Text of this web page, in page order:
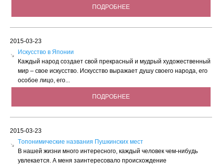
ПОДРОБНЕЕ
2015-03-23
Искусство в Японии
Каждый народ создает свой прекрасный и мудрый художественный
мир – свое искусство. Искусство выражает душу своего народа, его
особое лицо, его...
ПОДРОБНЕЕ
2015-03-23
Tопонимические названия Пушкинских мест
В нашей жизни много интересного, каждый человек чем-нибудь
увлекается. А меня заинтересовало происхождение